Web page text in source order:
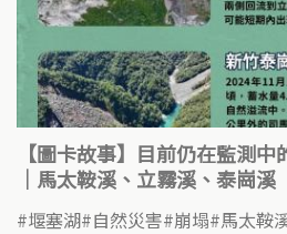
【圖卡故事】目前仍在監測
｜馬太鞍溪、立霧溪、泰崗溪
堰塞湖 自然災害 崩塌 馬太鞍